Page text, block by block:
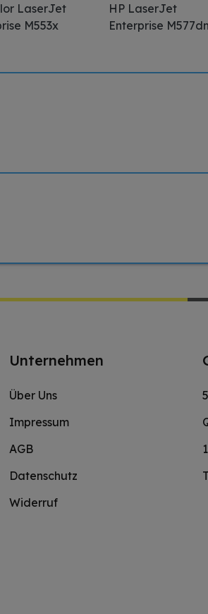
LaserJet
M553x
HP LaserJet
Enterprise M577dn
Unternehmen
Über Uns
Impressum
AGB
Datenschutz
Widerruf